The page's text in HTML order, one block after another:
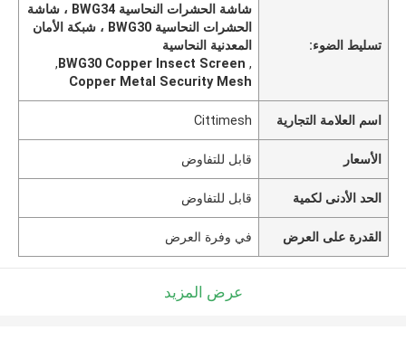
تسليط الضوء:
شاشة الحشرات النحاسية BWG34 ، شاشة
الحشرات النحاسية BWG30 ، شبكة الأمان
المعدنية النحاسية
,
BWG30 Copper Insect Screen
,
Copper Metal Security Mesh
اسم العلامة التجارية Cittimesh
الأسعار قابل للتفاوض
الحد الأدنى لكمية قابل للتفاوض
القدرة على العرض في وفرة العرض
عرض المزيد